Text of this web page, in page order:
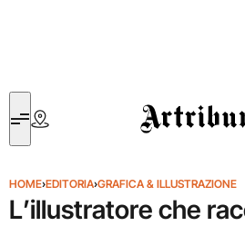
Artribune
HOME›EDITORIA›GRAFICA & ILLUSTRAZIONE
L’illustratore che